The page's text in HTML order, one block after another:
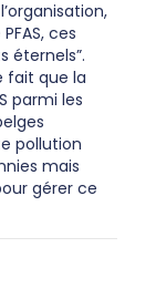
ces
éternels”.
fait que la
parmi les
pollution
mais
gérer ce